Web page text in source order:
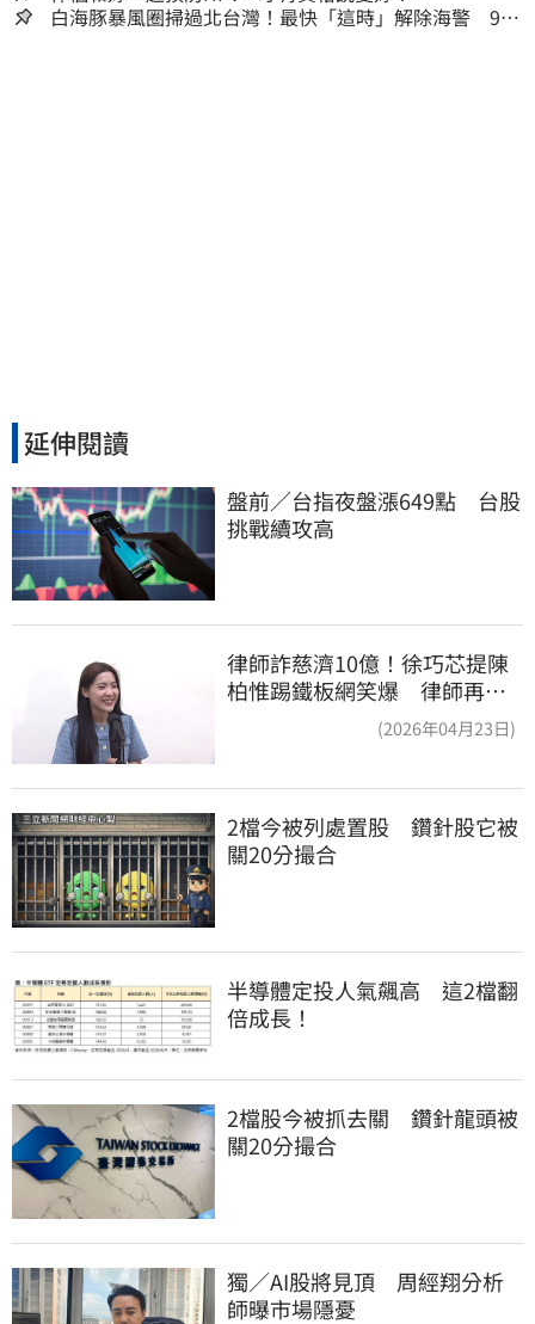
白海豚暴風圈掃過北台灣！最快「這時」解除海警 9日
延伸閱讀
盤前／台指夜盤漲649點　台股
挑戰續攻高
律師詐慈濟10億！徐巧芯提陳
柏惟踢鐵板網笑爆 律師再曬1
(2026年04月23日)
2檔今被列處置股　鑽針股它被
關20分撮合
半導體定投人氣飆高　這2檔翻
倍成長！
2檔股今被抓去關　鑽針龍頭被
關20分撮合
獨／AI股將見頂　周經翔分析
師曝市場隱憂